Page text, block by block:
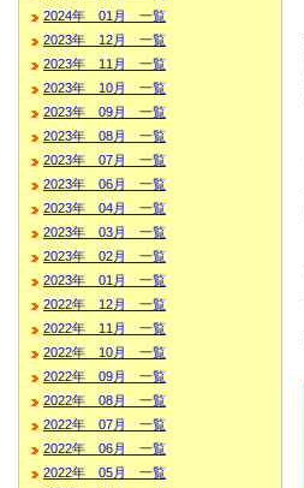
2024年 01月 一覧
2023年 12月 一覧
2023年 11月 一覧
2023年 10月 一覧
2023年 09月 一覧
2023年 08月 一覧
2023年 07月 一覧
2023年 06月 一覧
2023年 04月 一覧
2023年 03月 一覧
2023年 02月 一覧
2023年 01月 一覧
2022年 12月 一覧
2022年 11月 一覧
2022年 10月 一覧
2022年 09月 一覧
2022年 08月 一覧
2022年 07月 一覧
2022年 06月 一覧
2022年 05月 一覧